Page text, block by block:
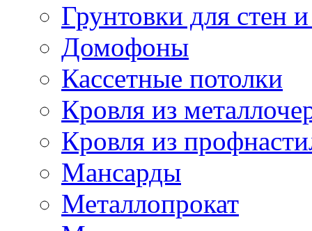
Грунтовки для стен
Домофоны
Кассетные потолки
Кровля из
Кровля из
Мансарды
Металлопрокат